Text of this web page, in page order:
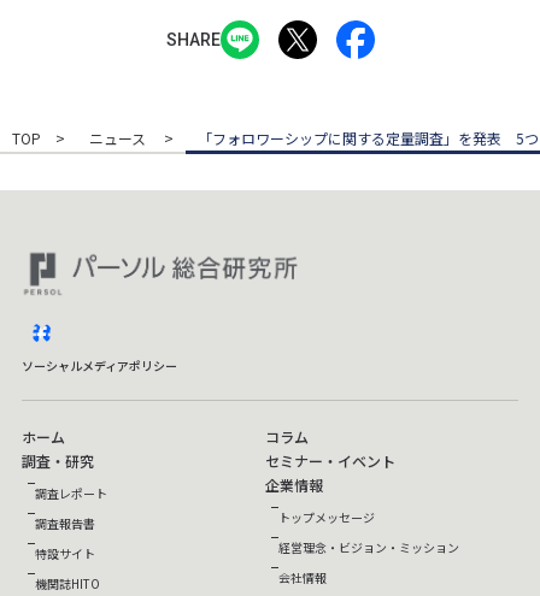
SHARE
TOP ニュース 「フォロワーシップに関する定量調査」を発表 5
ソーシャルメディアポリシー
ホーム
調査・研究
調査レポート
調査報告書
特設サイト
機関誌HITO
コラム
セミナー・イベント
企業情報
トップメッセージ
経営理念・ビジョン・ミッション
会社情報